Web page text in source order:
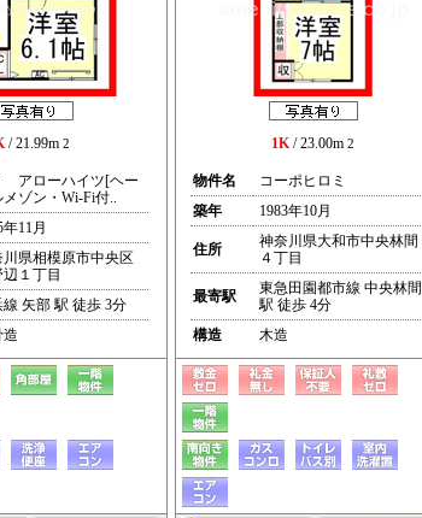
/ 21.99m 2
アローハイツ[ヘー
メゾン・Wi-Fi付..
年11月
川県相模原市中央区
１丁目
線 矢部 駅 徒歩 3分
造
1K/ 23.00m 2
物件名
コーポヒロミ
築年
1983年10月
住所
神奈川県大和市中央林間
４丁目
最寄駅
東急田園都市線 中央林間
駅 徒歩 4分
構造
木造